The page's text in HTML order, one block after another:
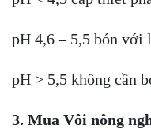
pH 4,6 – 5,5 bón với
pH > 5,5 không cần
3. Mua Vôi nông